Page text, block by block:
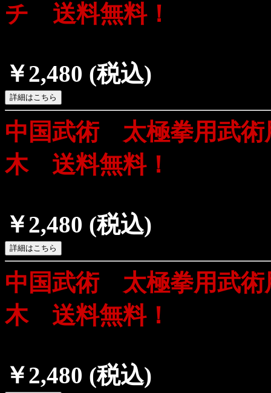
チ 送料無料！
￥2,480 (税込)
中国武術 太極拳用武
木 送料無料！
￥2,480 (税込)
中国武術 太極拳用武
木 送料無料！
￥2,480 (税込)